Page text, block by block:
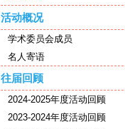
活动概况
学术委员会成员
名人寄语
往届回顾
2024-2025年度活动回顾
2023-2024年度活动回顾